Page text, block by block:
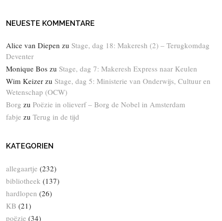
NEUESTE KOMMENTARE
Alice van Diepen zu Stage, dag 18: Makeresh (2) – Terugkomdag
Deventer
Monique Bos zu Stage, dag 7: Makeresh Express naar Keulen
Wim Keizer zu Stage, dag 5: Ministerie van Onderwijs, Cultuur en
Wetenschap (OCW)
Borg zu Poëzie in olieverf – Borg de Nobel in Amsterdam
fabje zu Terug in de tijd
KATEGORIEN
allegaartje (232)
bibliotheek (137)
hardlopen (26)
KB (21)
poëzie (34)